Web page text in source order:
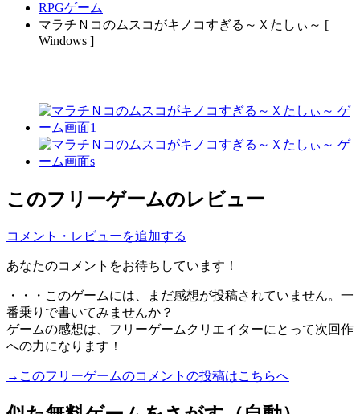
RPGゲーム
マラチＮコのムスコがキノコすぎる～Ｘたしぃ～ [
Windows ]
このフリーゲームのレビュー
コメント・レビューを追加する
あなたのコメントをお待ちしています！
・・・このゲームには、まだ感想が投稿されていません。一
番乗りで書いてみませんか？
ゲームの感想は、フリーゲームクリエイターにとって次回作
への力になります！
→このフリーゲームのコメントの投稿はこちらへ